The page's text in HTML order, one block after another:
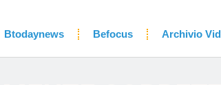
Btodaynews Befocus Archivio